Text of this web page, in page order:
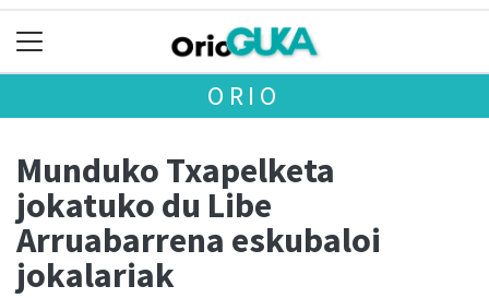
ORIO
Munduko Txapelketa
jokatuko du Libe
Arruabarrena eskubaloi
jokalariak